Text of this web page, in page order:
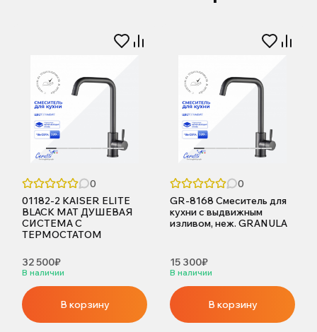
0
01182-2 KAISER ELITE
BLACK MAT ДУШЕВАЯ
СИСТЕМА С
ТЕРМОСТАТОМ
32 500₽
В наличии
В корзину
0
GR-8168 Смеситель для
кухни с выдвижным
изливом, неж. GRANULA
15 300₽
В наличии
В корзину